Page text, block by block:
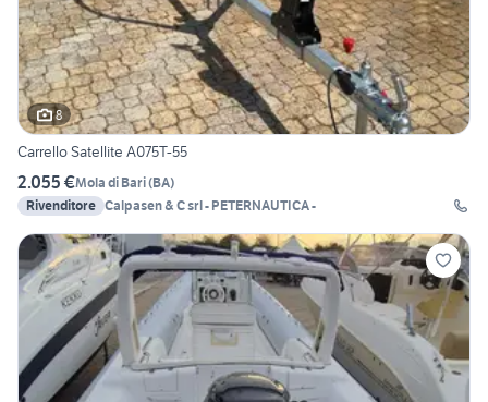
8
Carrello Satellite A075T-55
2.055 €Mola di Bari(BA)
Rivenditore Calpasen & C srl - PETERNAUTICA -